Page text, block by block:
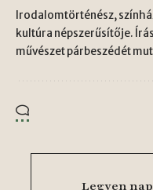
Irodalomtörténész,
kultúra népszerűsítője.
művészet párbeszédét
Legyen